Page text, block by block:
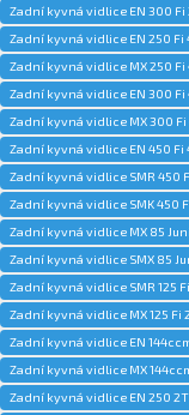
Zadní kyvná vidlice EN 300 Fi
Zadní kyvná vidlice EN 250 Fi
Zadní kyvná vidlice MX 250 Fi
Zadní kyvná vidlice EN 300 Fi
Zadní kyvná vidlice MX 300 Fi
Zadní kyvná vidlice EN 450 Fi
Zadní kyvná vidlice SMR 450
Zadní kyvná vidlice SMK 450
Zadní kyvná vidlice MX 85
Zadní kyvná vidlice SMX 85
Zadní kyvná vidlice SMR 125
Zadní kyvná vidlice MX 125 Fi
Zadní kyvná vidlice EN
Zadní kyvná vidlice MX
Zadní kyvná vidlice EN 250